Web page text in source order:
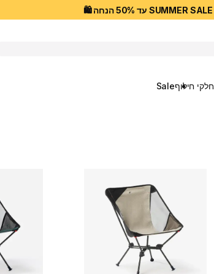
SUMMER SALE עד 50% הנחה 🛍️
חלקי חילוףSale